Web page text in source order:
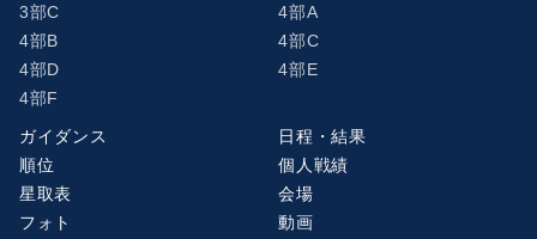
3部C
4部A
4部B
4部C
4部D
4部E
4部F
ガイダンス
日程・結果
順位
個人戦績
星取表
会場
フォト
動画